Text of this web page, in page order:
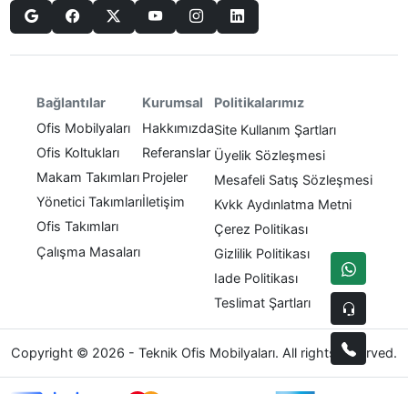
Bağlantılar
Ofis Mobilyaları
Ofis Koltukları
Makam Takımları
Yönetici Takımları
Ofis Takımları
Çalışma Masaları
Kurumsal
Hakkımızda
Referanslar
Projeler
İletişim
Politikalarımız
Site Kullanım Şartları
Üyelik Sözleşmesi
Mesafeli Satış Sözleşmesi
Kvkk Aydınlatma Metni
Çerez Politikası
Gizlilik Politikası
Iade Politikası
Teslimat Şartları
Copyright © 2026 - Teknik Ofis Mobilyaları. All rights reserved.